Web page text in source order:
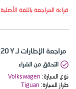
قراءة المراجعة باللغة الأصلية
مراجعة الإطارات لـ Michelin Pilot Sport 4 S 255/40 R20 Y
التحقق من الشراء
نوع السيارة: Volkswagen
طراز السيارة: Tiguan